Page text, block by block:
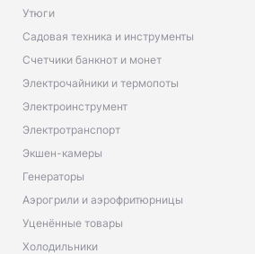
Утюги
Садовая техника и инструменты
Счетчики банкнот и монет
Электрочайники и термопоты
Электроинструмент
Электротранспорт
Экшен-камеры
Генераторы
Аэрогрили и аэрофритюрницы
Уценённые товары
Холодильники